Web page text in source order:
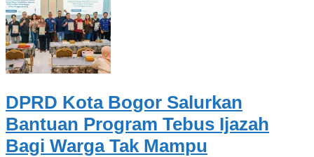
DPRD Kota Bogor Salurkan
Bantuan Program Tebus Ijazah
Bagi Warga Tak Mampu